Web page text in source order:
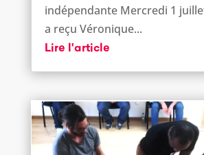
indépendante Mercredi 1
a reçu Véronique...
Lire l'article